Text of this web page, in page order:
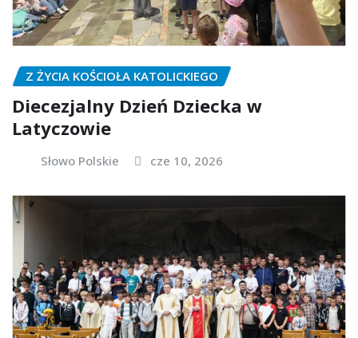
Z ŻYCIA KOŚCIOŁA KATOLICKIEGO
Diecezjalny Dzień Dziecka w
Latyczowie
Słowo Polskie cze 10, 2026